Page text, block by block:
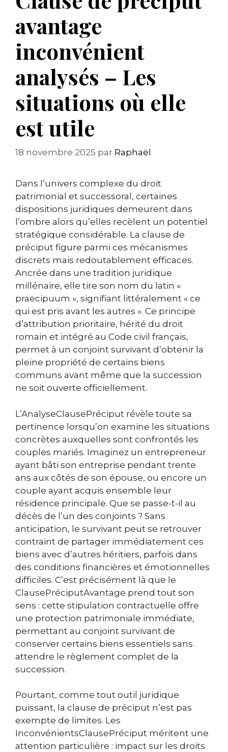
avantage
inconvénient
analysés – Les
situations où elle
est utile
18 novembre 2025 par Raphaël
Dans l’univers complexe du droit
patrimonial et successoral, certaines
dispositions juridiques demeurent dans
l’ombre alors qu’elles recèlent un potentiel
stratégique considérable. La clause de
préciput figure parmi ces mécanismes
discrets mais redoutablement efficaces.
Ancrée dans une tradition juridique
millénaire, elle tire son nom du latin «
praecipuum », signifiant littéralement « ce
qui est pris avant les autres ». Ce principe
d’attribution prioritaire, hérité du droit
romain et intégré au Code civil français,
permet à un conjoint survivant d’obtenir la
pleine propriété de certains biens
communs avant même que la succession
ne soit ouverte officiellement.
L’AnalyseClausePréciput révèle toute sa
pertinence lorsqu’on examine les situations
concrètes auxquelles sont confrontés les
couples mariés. Imaginez un entrepreneur
ayant bâti son entreprise pendant trente
ans aux côtés de son épouse, ou encore un
couple ayant acquis ensemble leur
résidence principale. Que se passe-t-il au
décès de l’un des conjoints ? Sans
anticipation, le survivant peut se retrouver
contraint de partager immédiatement ces
biens avec d’autres héritiers, parfois dans
des conditions financières et émotionnelles
difficiles. C’est précisément là que le
ClausePréciputAvantage prend tout son
sens : cette stipulation contractuelle offre
une protection patrimoniale immédiate,
permettant au conjoint survivant de
conserver certains biens essentiels sans
attendre le règlement complet de la
succession.
Pourtant, comme tout outil juridique
puissant, la clause de préciput n’est pas
exempte de limites. Les
InconvénientsClausePréciput méritent une
attention particulière : impact sur les droits